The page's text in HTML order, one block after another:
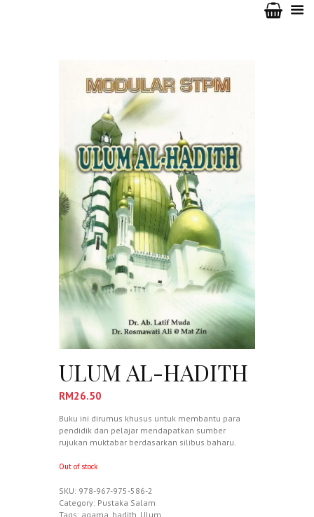
ULUM AL-HADITH
RM26.50
Buku ini dirumus khusus untuk membantu para
pendidik dan pelajar mendapatkan sumber
rujukan muktabar berdasarkan silibus baharu.
Out of stock
SKU: 978-967-975-586-2
Category: Pustaka Salam
Tags: agama hadith Ulum